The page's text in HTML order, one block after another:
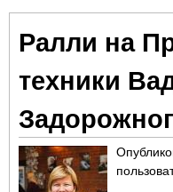
Ралли на
техники